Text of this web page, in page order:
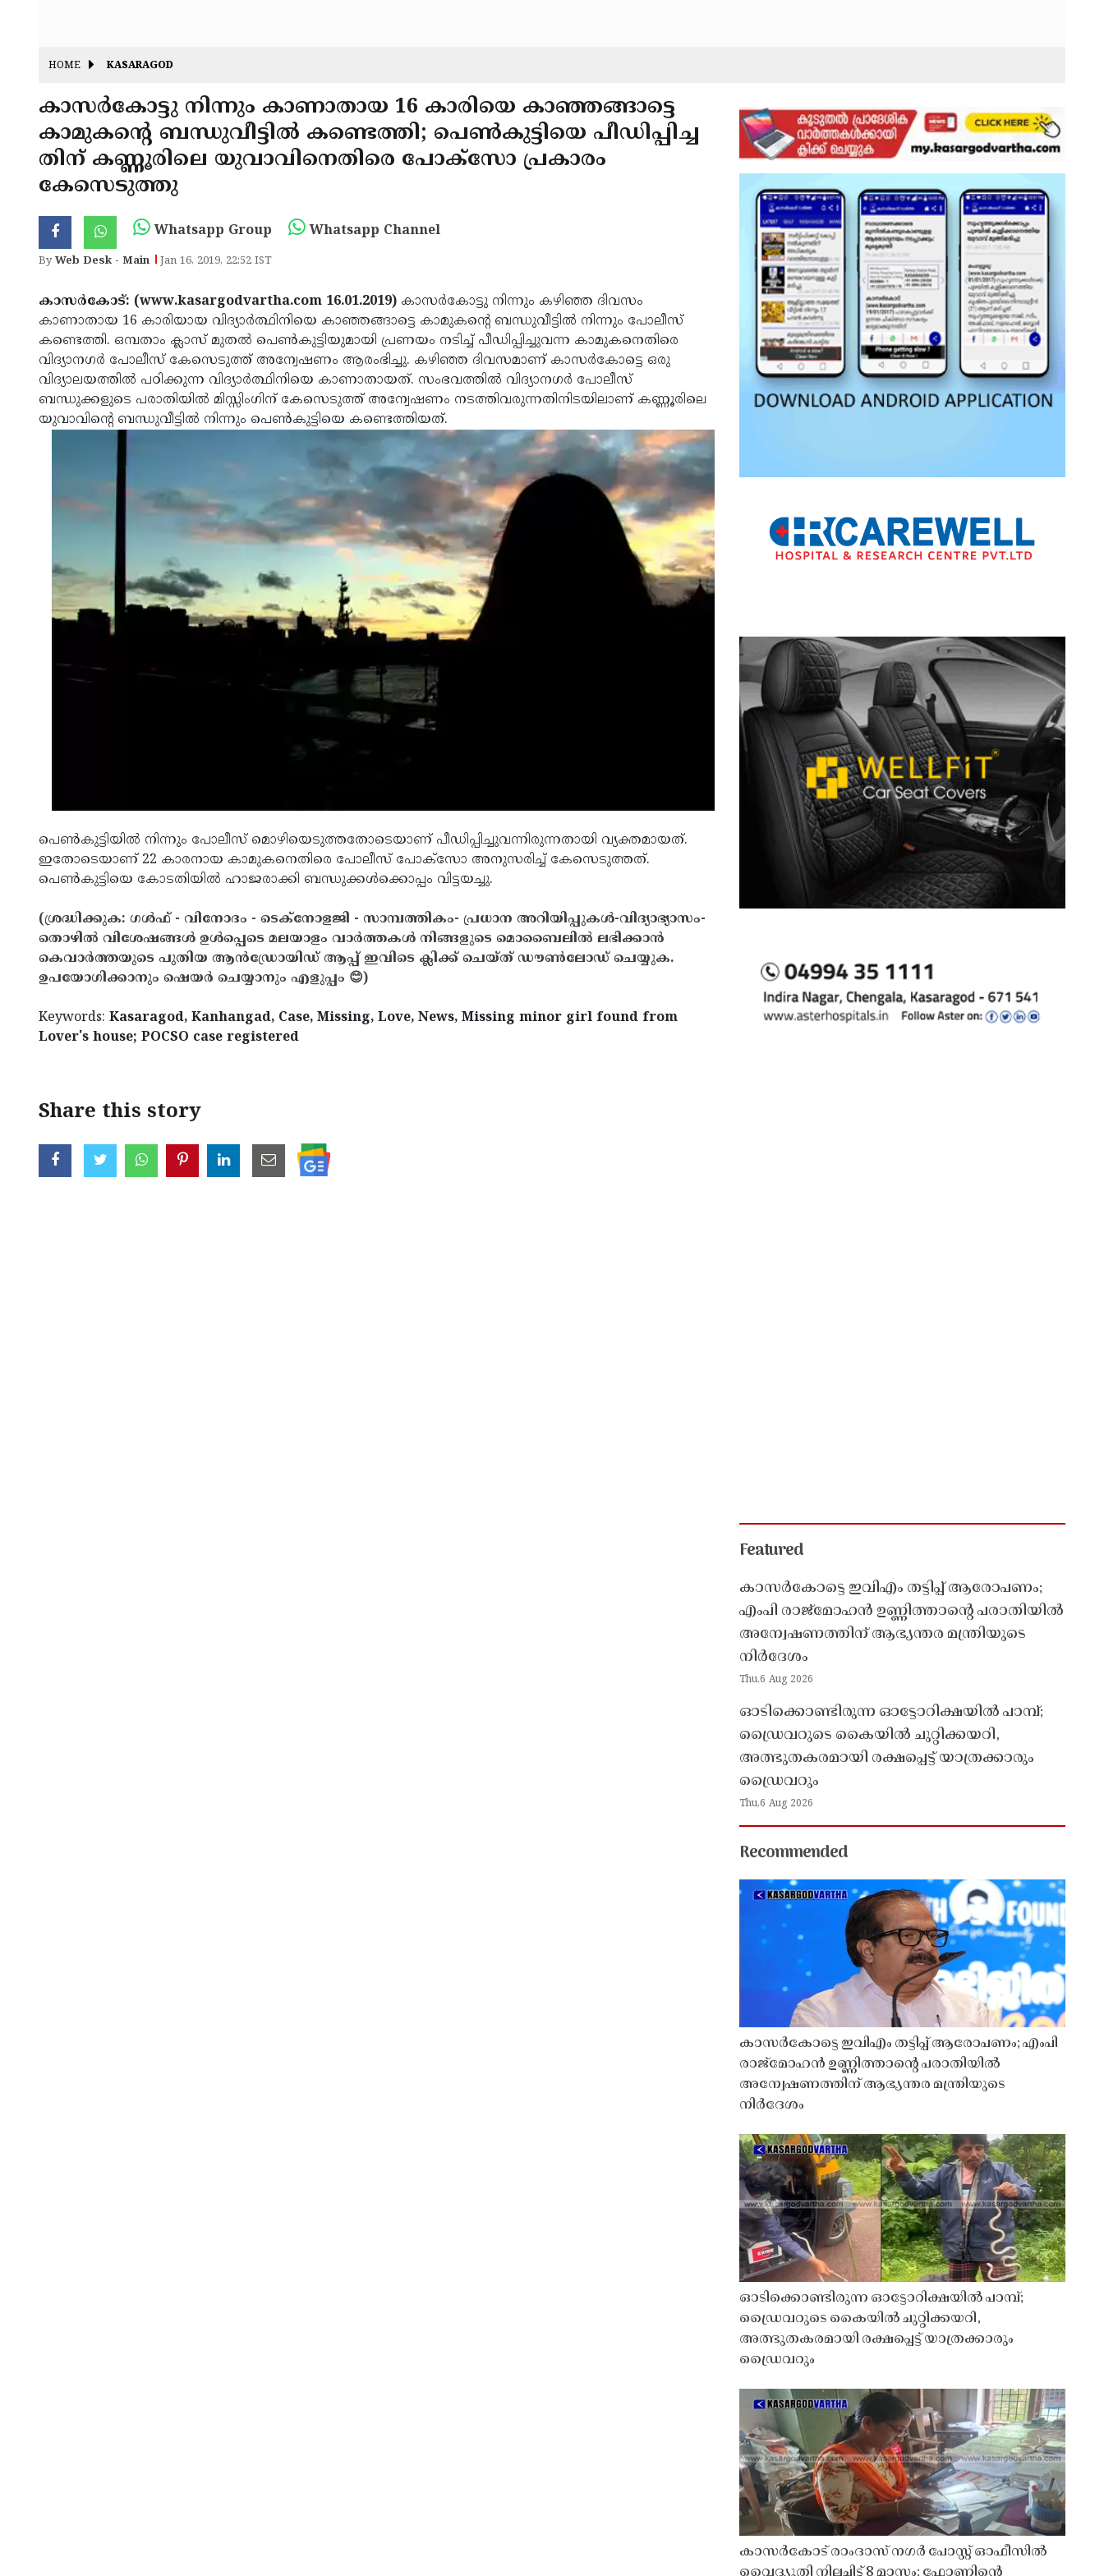
HOME KASARAGOD
കാസര്‍കോട്ടു നിന്നും കാണാതായ 16 കാരിയെ കാഞ്ഞങ്ങാട്ടെ
കാമുകന്റെ ബന്ധുവീട്ടില്‍ കണ്ടെത്തി; പെണ്‍കുട്ടിയെ പീഡിപ്പിച്ച
തിന് കണ്ണൂരിലെ യുവാവിനെതിരെ പോക്‌സോ പ്രകാരം
കേസെടുത്തു
Whatsapp Group Whatsapp Channel
ByWeb Desk - Main Jan 16, 2019, 22:52 IST
കാസര്‍കോട്: (www.kasargodvartha.com 16.01.2019) കാസര്‍കോട്ടു നിന്നും കഴിഞ്ഞ ദിവസം
കാണാതായ 16 കാരിയായ വിദ്യാര്‍ത്ഥിനിയെ കാഞ്ഞങ്ങാട്ടെ കാമുകന്റെ ബന്ധുവീട്ടില്‍ നിന്നും പോലീസ്
കണ്ടെത്തി. ഒമ്പതാം ക്ലാസ് മുതല്‍ പെണ്‍കുട്ടിയുമായി പ്രണയം നടിച്ച് പീഡിപ്പിച്ചുവന്ന കാമുകനെതിരെ
വിദ്യാനഗര്‍ പോലീസ് കേസെടുത്ത് അന്വേഷണം ആരംഭിച്ചു. കഴിഞ്ഞ ദിവസമാണ് കാസര്‍കോട്ടെ ഒരു
വിദ്യാലയത്തില്‍ പഠിക്കുന്ന വിദ്യാര്‍ത്ഥിനിയെ കാണാതായത്. സംഭവത്തില്‍ വിദ്യാനഗര്‍ പോലീസ്
ബന്ധുക്കളുടെ പരാതിയില്‍ മിസ്സിംഗിന് കേസെടുത്ത് അന്വേഷണം നടത്തിവരുന്നതിനിടയിലാണ് കണ്ണൂരിലെ
യുവാവിന്റെ ബന്ധുവീട്ടില്‍ നിന്നും പെണ്‍കുട്ടിയെ കണ്ടെത്തിയത്.
പെണ്‍കുട്ടിയില്‍ നിന്നും പോലീസ് മൊഴിയെടുത്തതോടെയാണ് പീഡിപ്പിച്ചുവന്നിരുന്നതായി വ്യക്തമായത്.
ഇതോടെയാണ് 22 കാരനായ കാമുകനെതിരെ പോലീസ് പോക്‌സോ അനുസരിച്ച് കേസെടുത്തത്.
പെണ്‍കുട്ടിയെ കോടതിയില്‍ ഹാജരാക്കി ബന്ധുക്കള്‍ക്കൊപ്പം വിട്ടയച്ചു.
(ശ്രദ്ധിക്കുക: ഗൾഫ് - വിനോദം - ടെക്നോളജി - സാമ്പത്തികം- പ്രധാന അറിയിപ്പുകൾ-വിദ്യാഭ്യാസം-
തൊഴിൽ വിശേഷങ്ങൾ ഉൾപ്പെടെ മലയാളം വാർത്തകൾ നിങ്ങളുടെ മൊബൈലിൽ ലഭിക്കാൻ
കെവാർത്തയുടെ പുതിയ ആൻഡ്രോയിഡ് ആപ്പ് ഇവിടെ ക്ലിക്ക് ചെയ്ത് ഡൗൺലോഡ് ചെയ്യുക.
ഉപയോഗിക്കാനും ഷെയർ ചെയ്യാനും എളുപ്പം 😊)
Keywords: Kasaragod, Kanhangad, Case, Missing, Love, News, Missing minor girl found from
Lover's house; POCSO case registered
Share this story
Featured
കാസർകോട്ടെ ഇവിഎം തട്ടിപ്പ് ആരോപണം;
എംപി രാജ്‌മോഹൻ ഉണ്ണിത്താന്റെ പരാതിയിൽ
അന്വേഷണത്തിന് ആഭ്യന്തര മന്ത്രിയുടെ
നിർദേശം
Thu,6 Aug 2026
ഓടിക്കൊണ്ടിരുന്ന ഓട്ടോറിക്ഷയിൽ പാമ്പ്;
ഡ്രൈവറുടെ കൈയിൽ ചുറ്റിക്കയറി,
അത്ഭുതകരമായി രക്ഷപ്പെട്ട് യാത്രക്കാരും
ഡ്രൈവറും
Thu,6 Aug 2026
Recommended
കാസർകോട്ടെ ഇവിഎം തട്ടിപ്പ് ആരോപണം; എംപി
രാജ്‌മോഹൻ ഉണ്ണിത്താന്റെ പരാതിയിൽ
അന്വേഷണത്തിന് ആഭ്യന്തര മന്ത്രിയുടെ
നിർദേശം
ഓടിക്കൊണ്ടിരുന്ന ഓട്ടോറിക്ഷയിൽ പാമ്പ്;
ഡ്രൈവറുടെ കൈയിൽ ചുറ്റിക്കയറി,
അത്ഭുതകരമായി രക്ഷപ്പെട്ട് യാത്രക്കാരും
ഡ്രൈവറും
കാസർകോട് രാംദാസ് നഗർ പോസ്റ്റ് ഓഫീസിൽ